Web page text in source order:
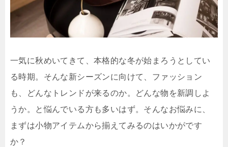
一気に秋めいてきて、本格的な冬が始まろうとしてい
る時期。そんな新シーズンに向けて、ファッション
も、どんなトレンドが来るのか。どんな物を新調しよ
うか。と悩んでいる方も多いはず。そんなお悩みに、
まずは小物アイテムから揃えてみるのはいかがです
か？